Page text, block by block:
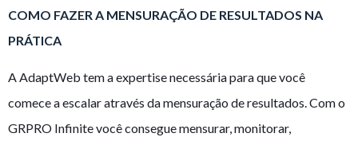
COMO FAZER A MENSURAÇÃO DE RESULTADOS NA
PRÁTICA
A AdaptWeb tem a expertise necessária para que você
comece a escalar através da mensuração de resultados. Com o
GRPRO Infinite você consegue mensurar, monitorar,